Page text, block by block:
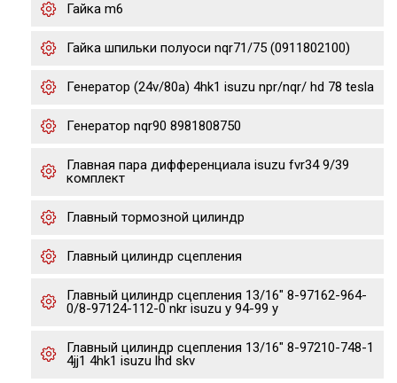
Гайка m6
Гайка шпильки полуоси nqr71/75 (0911802100)
Генератор (24v/80a) 4hk1 isuzu npr/nqr/ hd 78 tesla
Генератор nqr90 8981808750
Главная пара дифференциала isuzu fvr34 9/39
комплект
Главный тормозной цилиндр
Главный цилиндр сцепления
Главный цилиндр сцепления 13/16" 8-97162-964-
0/8-97124-112-0 nkr isuzu y 94-99 y
Главный цилиндр сцепления 13/16" 8-97210-748-1
4jj1 4hk1 isuzu lhd skv